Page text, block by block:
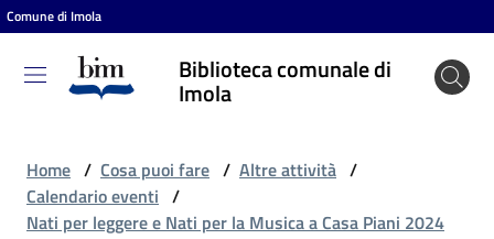
Vai al contenuto
Vai alla navigazione
Vai al footer
Comune di Imola
Biblioteca comunale di
Imola
Biblioteca
comunale
Home / Cosa puoi fare / Altre attività /
Calendario eventi /
Nati per leggere e Nati per la Musica a Casa Piani 2024